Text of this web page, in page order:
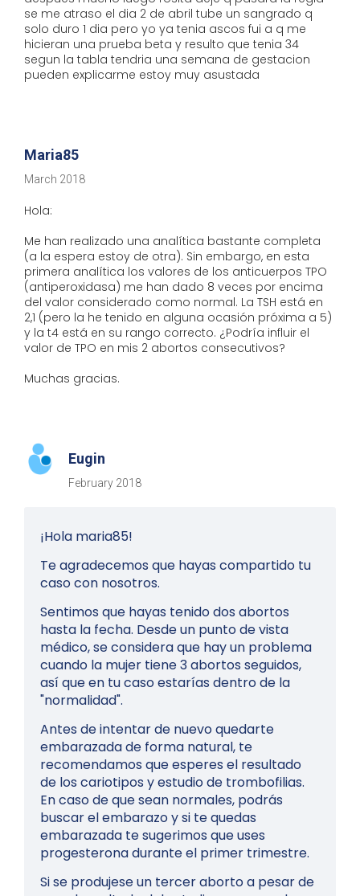
se me atraso el dia 2 de abril tube un sangrado q
solo duro 1 dia pero yo ya tenia ascos fui a q me
hicieran una prueba beta y resulto que tenia 34
segun la tabla tendria una semana de gestacion
pueden explicarme estoy muy asustada
Maria85
March 2018
Hola:
Me han realizado una analítica bastante completa
(a la espera estoy de otra). Sin embargo, en esta
primera analítica los valores de los anticuerpos TPO
(antiperoxidasa) me han dado 8 veces por encima
del valor considerado como normal. La TSH está en
2,1 (pero la he tenido en alguna ocasión próxima a 5)
y la t4 está en su rango correcto. ¿Podría influir el
valor de TPO en mis 2 abortos consecutivos?
Muchas gracias.
Eugin
February 2018
¡Hola maria85!
Te agradecemos que hayas compartido tu
caso con nosotros.
Sentimos que hayas tenido dos abortos
hasta la fecha. Desde un punto de vista
médico, se considera que hay un problema
cuando la mujer tiene 3 abortos seguidos,
así que en tu caso estarías dentro de la
"normalidad".
Antes de intentar de nuevo quedarte
embarazada de forma natural, te
recomendamos que esperes el resultado
de los cariotipos y estudio de trombofilias.
En caso de que sean normales, podrás
buscar el embarazo y si te quedas
embarazada te sugerimos que uses
progesterona durante el primer trimestre.
Si se produjese un tercer aborto a pesar de